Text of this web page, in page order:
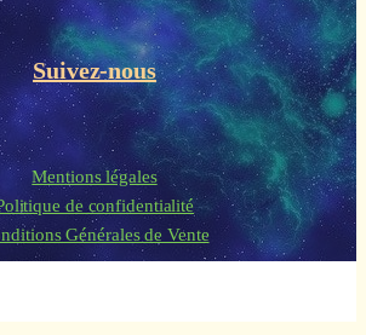
Suivez-nous
Mentions légales
de confidentialité
Générales de Vente